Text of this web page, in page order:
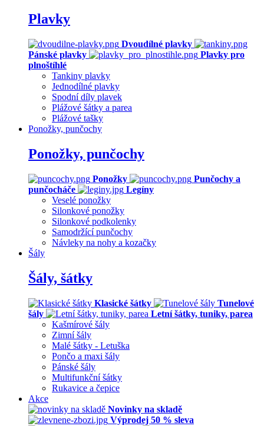
Plavky
Dvoudílné plavky
Pánské plavky
Plavky pro
plnoštíhlé
Tankiny plavky
Jednodílné plavky
Spodní díly plavek
Plážové šátky a parea
Plážové tašky
Ponožky, punčochy
Ponožky, punčochy
Ponožky
Punčochy a
punčocháče
Legíny
Veselé ponožky
Silonkové ponožky
Silonkové podkolenky
Samodržící punčochy
Návleky na nohy a kozačky
Šály
Šály, šátky
Klasické šátky
Tunelové
šály
Letní šátky, tuniky, parea
Kašmírové šály
Zimní šály
Malé šátky - Letuška
Pončo a maxi šály
Pánské šály
Multifunkční šátky
Rukavice a čepice
Akce
Novinky na skladě
Výprodej 50 % sleva